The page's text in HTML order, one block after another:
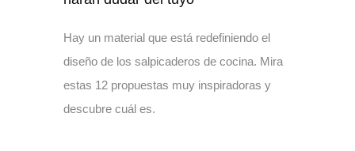
Hay un material que está redefiniendo el
diseño de los salpicaderos de cocina. Mira
estas 12 propuestas muy inspiradoras y
descubre cuál es.